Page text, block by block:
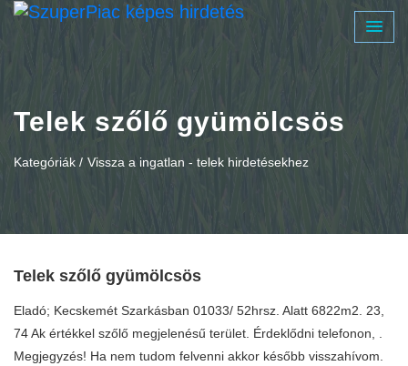
Telek szőlő gyümölcsös
Kategóriák / Vissza a ingatlan - telek hirdetésekhez
Telek szőlő gyümölcsös
Eladó; Kecskemét Szarkásban 01033/ 52hrsz. Alatt 6822m2. 23,
74 Ak értékkel szőlő megjelenésű terület. Érdeklődni telefonon, .
Megjegyzés! Ha nem tudom felvenni akkor később visszahívom.